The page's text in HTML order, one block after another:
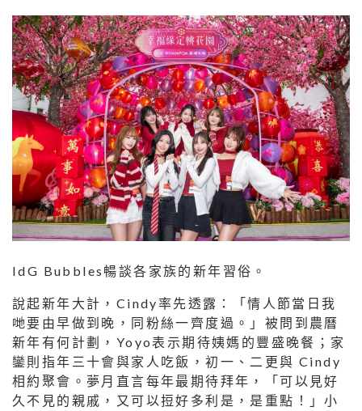
IdG Bubbles暢談各家族的新年習俗。
說起新年大計，Cindy率先透露：「情人節當日我
哋要由早做到晚，同粉絲一齊度過。」被問到農曆
新年有何計劃，Yoyo表示期待姨媽的豐盛晚餐；家
鑾則指年三十會與家人吃飯，初一、二更與 Cindy
相約聚會。夢月直言每年最期待拜年，「可以見好
久不見的親戚，又可以𢭃好多利是，是重點！」小